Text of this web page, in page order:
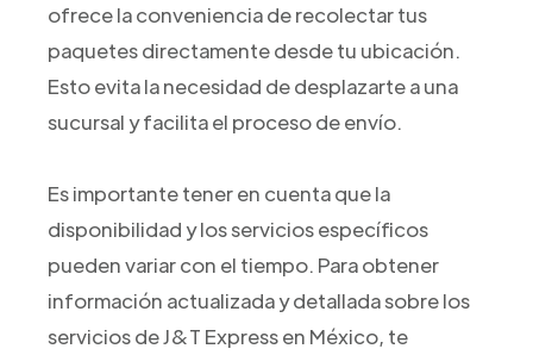
ofrece la conveniencia de recolectar tus
paquetes directamente desde tu ubicación.
Esto evita la necesidad de desplazarte a una
sucursal y facilita el proceso de envío.
Es importante tener en cuenta que la
disponibilidad y los servicios específicos
pueden variar con el tiempo. Para obtener
información actualizada y detallada sobre los
servicios de J&T Express en México, te